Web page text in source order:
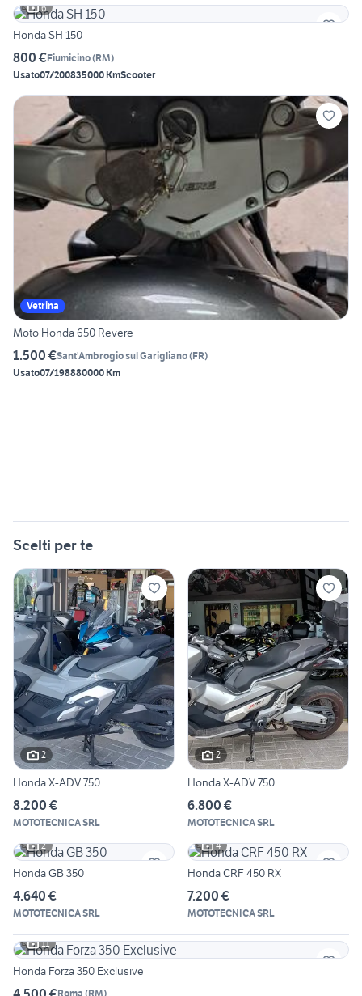
6
Honda SH 150
800 €Fiumicino(RM)
Usato07/200835000 KmScooter
Vetrina
Moto Honda 650 Revere
1.500 €Sant'Ambrogio sul Garigliano(FR)
Usato07/198880000 Km
Scelti per te
2
Honda X-ADV 750
8.200 €
MOTOTECNICA SRL
2
Honda X-ADV 750
6.800 €
MOTOTECNICA SRL
2
Honda GB 350
4.640 €
MOTOTECNICA SRL
4
Honda CRF 450 RX
7.200 €
MOTOTECNICA SRL
11
Honda Forza 350 Exclusive
Roma (RM)